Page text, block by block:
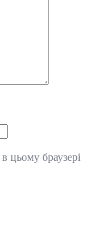
цьому браузері